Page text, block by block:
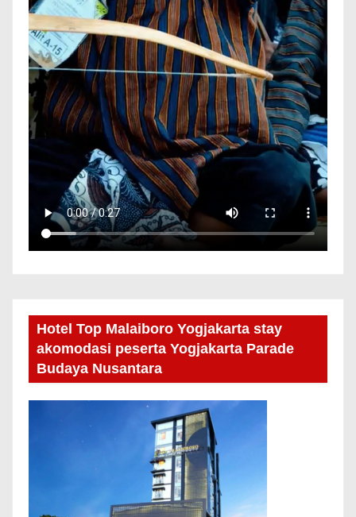
Hotel Top Malaiboro Yogjakarta stay
akomodasi peserta Yogjakarta Parade
Budaya Nusantara